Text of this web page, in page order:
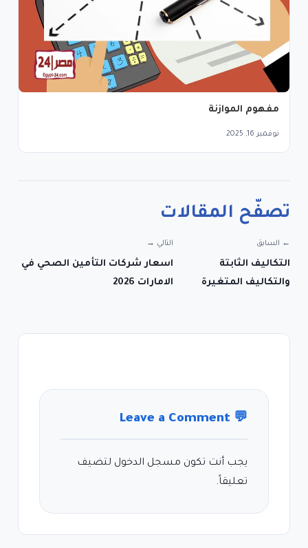
مفهوم الموازنة
نوفمبر 16, 2025
تصفّح المقالات
← السابق
التكاليف الثابتة
والتكاليف المتغيرة
التالي →
اسعار شركات التأمين الصحي في
الامارات 2026
💬
Leave a Comment
يجب أنت تكون مسجل الدخول لتضيف
تعليقاً.